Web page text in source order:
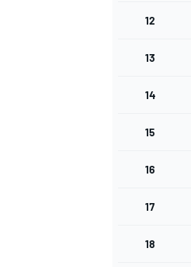
FÓRMULA E
12
13
14
15
16
17
18